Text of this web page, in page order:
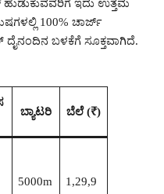
ಹುಡುಕುವವರಿಗೆ ಇದು ಉತ್ತಮ
100% ಚಾರ್ಜ್
ದೈನಂದಿನ ಬಳಕೆಗೆ ಸೂಕ್ತವಾಗಿದೆ.
ಬ್ಯಾಟರಿ ಬೆಲೆ (₹)
5000m
1,29,9